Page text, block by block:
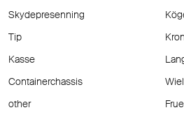
Skydepresenning
Tip
Kasse
Containerchassis
other